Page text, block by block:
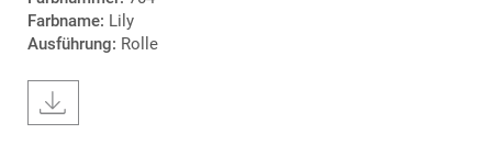
Farbname: Lily
Ausführung: Rolle